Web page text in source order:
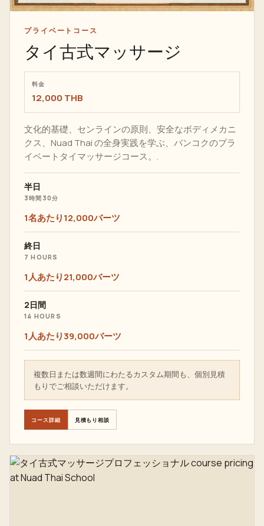
プライベートコース
タイ古式マッサージ
料金
12,000 THB
文化的基礎、センラインの原則、安全なボディメカニ
クス、Nuad Thai の全身実践を学ぶ、バンコクのプラ
イベートタイマッサージコース。.
半日
3時間30分
1名あたり12,000バーツ
終日
7 HOURS
1人あたり21,000バーツ
2日間
14 HOURS
1人あたり39,000バーツ
複数日または数週間にわたるカスタム期間も、個別見積
もりでご相談いただけます。
コース詳細 見積もり相談